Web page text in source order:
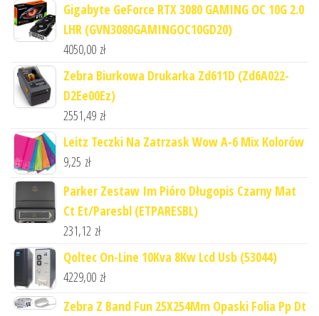
Gigabyte GeForce RTX 3080 GAMING OC 10G 2.0
LHR (GVN3080GAMINGOC10GD20)
4050,00 zł
Zebra Biurkowa Drukarka Zd611D (Zd6A022-
D2Ee00Ez)
2551,49 zł
Leitz Teczki Na Zatrzask Wow A-6 Mix Kolorów
9,25 zł
Parker Zestaw Im Pióro Długopis Czarny Mat
Ct Et/Paresbl (ETPARESBL)
231,12 zł
Qoltec On-Line 10Kva 8Kw Lcd Usb (53044)
4229,00 zł
Zebra Z Band Fun 25X254Mm Opaski Folia Pp Dt